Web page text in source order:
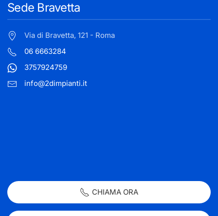
Sede Bravetta
Via di Bravetta, 121 - Roma
06 6663284
3757924759
info@2dimpianti.it
CHIAMA ORA